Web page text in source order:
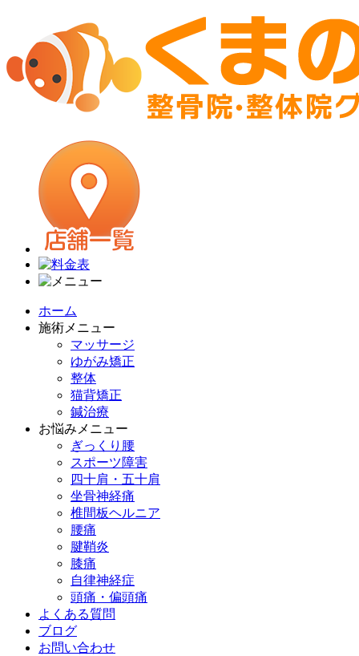
ホーム
施術メニュー
マッサージ
ゆがみ矯正
整体
猫背矯正
鍼治療
お悩みメニュー
ぎっくり腰
スポーツ障害
四十肩・五十肩
坐骨神経痛
椎間板ヘルニア
腰痛
腱鞘炎
膝痛
自律神経症
頭痛・偏頭痛
よくある質問
ブログ
お問い合わせ